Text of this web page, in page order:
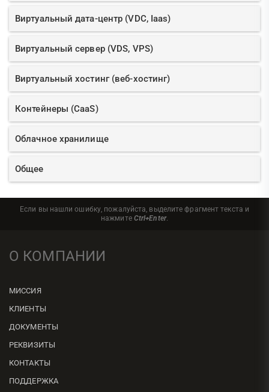
Виртуальный дата-центр (VDC, Iaas)
Виртуальный сервер (VDS, VPS)
Виртуальный хостинг (веб-хостинг)
Контейнеры (CaaS)
Облачное хранилище
Общее
Если вы нашли ошибку, пожалуйста, выделите фрагмент текста и
нажмите Ctrl+Enter.
О КОМПАНИИ
МИССИЯ
КЛИЕНТЫ
ДОКУМЕНТЫ
РЕКВИЗИТЫ
КОНТАКТЫ
ПОДДЕРЖКА